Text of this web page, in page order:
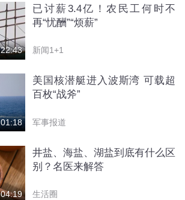
22:43
已讨薪3.4亿！农民工何时不
再“忧酬”“烦薪”
新闻1+1
01:18
美国核潜艇进入波斯湾 可载超
百枚“战斧”
军事报道
04:19
井盐、海盐、湖盐到底有什么区
别？名医来解答
生活圈